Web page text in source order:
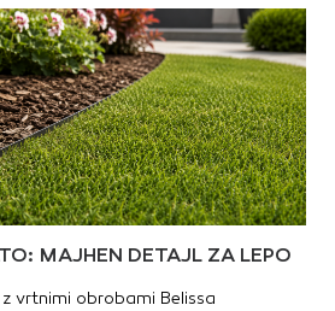
MAJHEN DETAJL ZA LEPO
vrtnimi obrobami Belissa